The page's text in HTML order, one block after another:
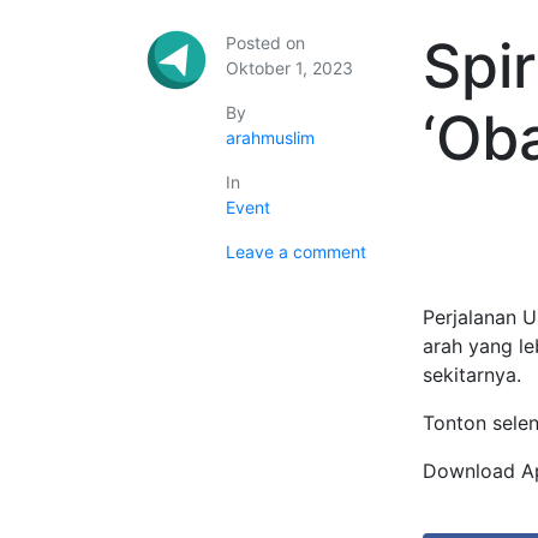
Posted on
Oktober 1, 2023
By
arahmuslim
In
Event
Leave a comment
Perjalanan
arah yang
sekitarnya.
Tonton
Download